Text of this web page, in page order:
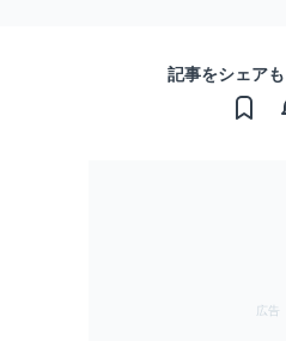
記事をシェア